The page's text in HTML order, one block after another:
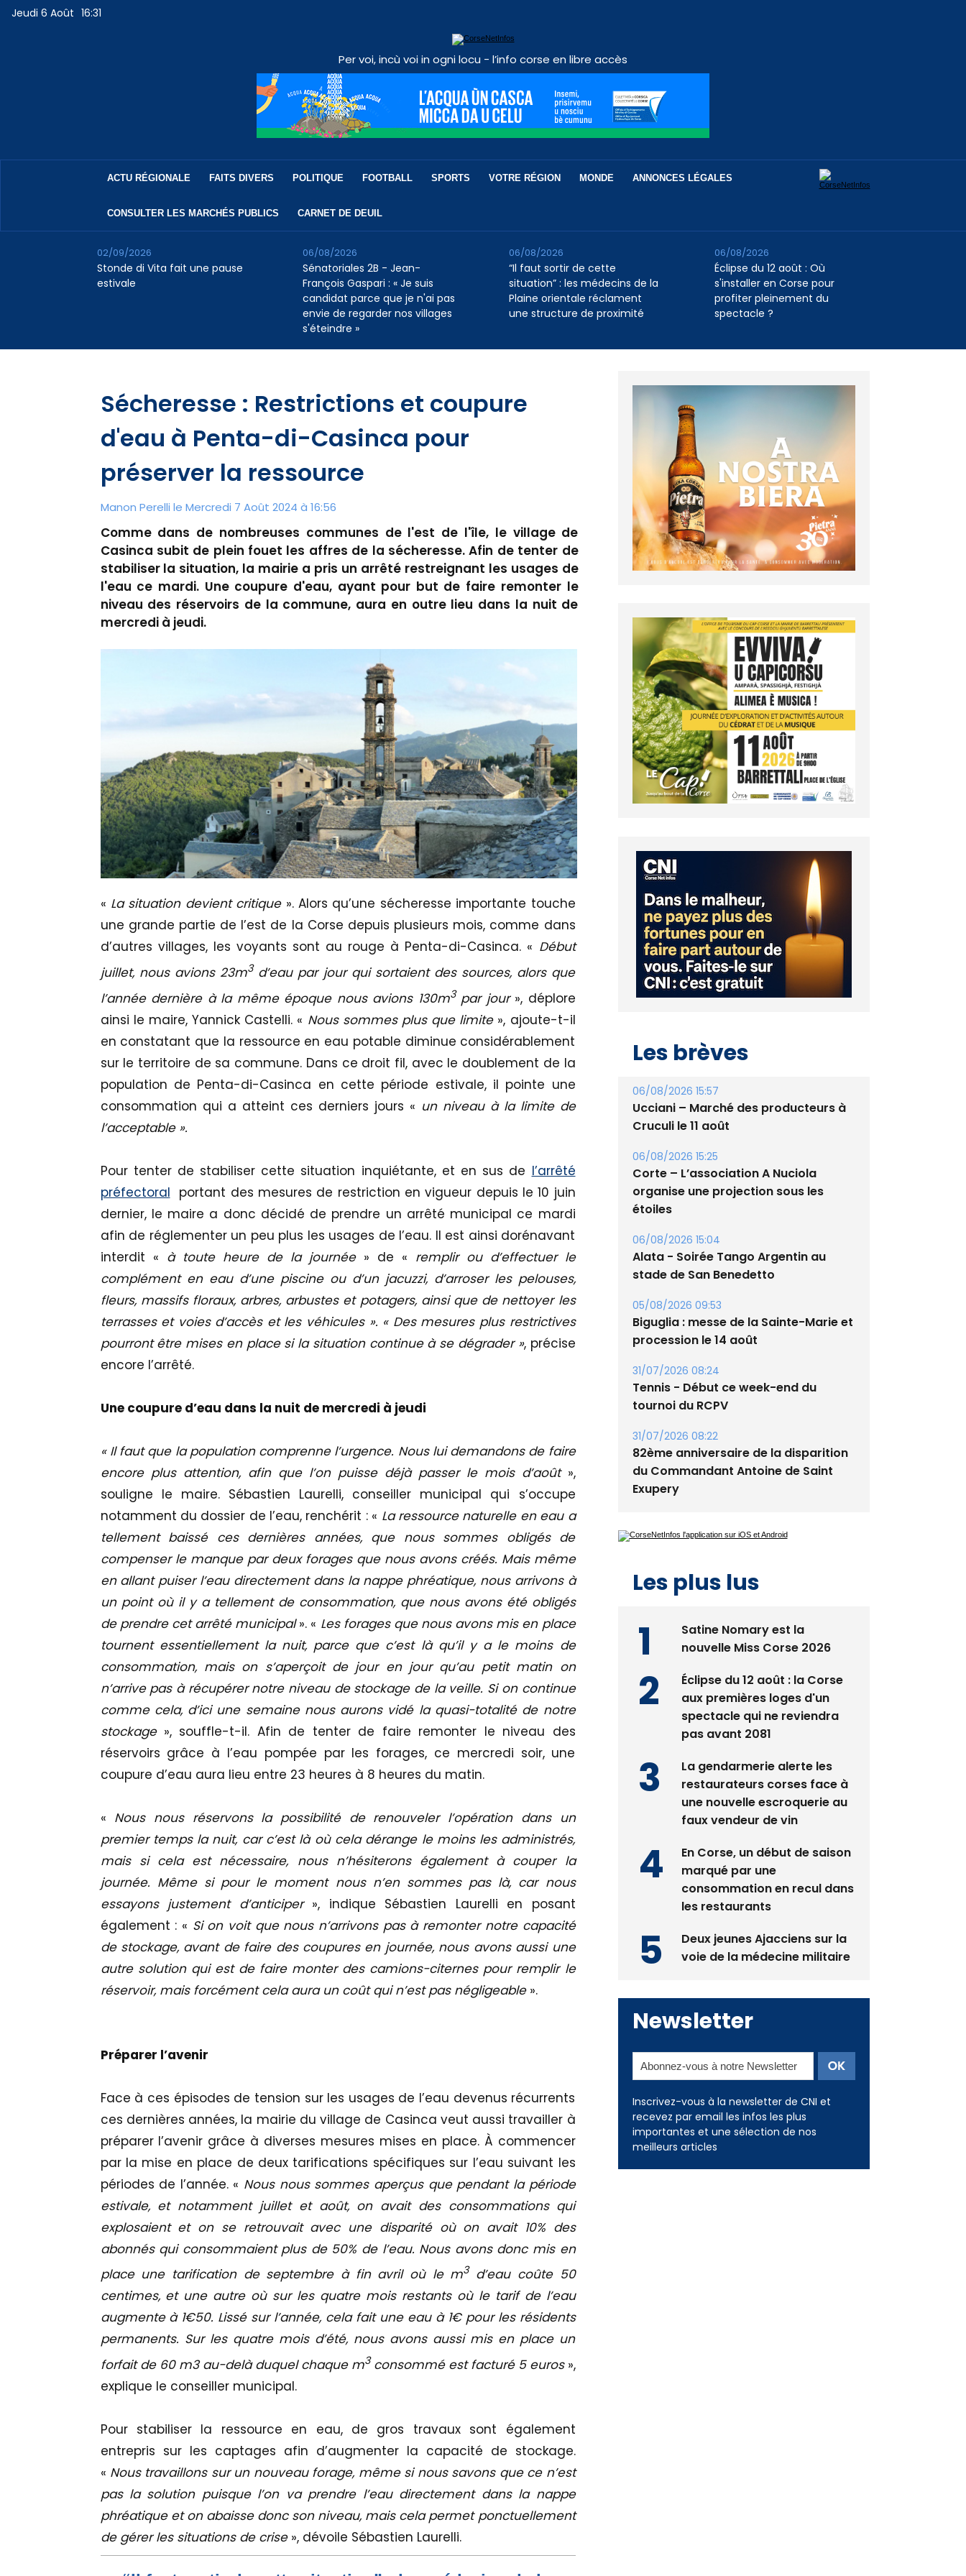
Jeudi 6 Août 16:31
Per voi, incù voi in ogni locu - l’info corse en libre accès
ACTU RÉGIONALE FAITS DIVERS POLITIQUE FOOTBALL SPORTS VOTRE RÉGION MONDE ANNONCES LÉGALES
CONSULTER LES MARCHÉS PUBLICS CARNET DE DEUIL
Stonde di Vita fait une pause
estivale
02/09/2026
Sénatoriales 2B - Jean-
François Gaspari : « Je suis
candidat parce que je n'ai pas
envie de regarder nos villages
s'éteindre »
06/08/2026
“Il faut sortir de cette
situation” : les médecins de la
Plaine orientale réclament
une structure de proximité
06/08/2026
Éclipse du 12 août : Où
s'installer en Corse pour
profiter pleinement du
spectacle ?
06/08/2026
Sécheresse : Restrictions et coupure
d'eau à Penta-di-Casinca pour
préserver la ressource
Manon Perelli le Mercredi 7 Août 2024 à 16:56
Comme dans de nombreuses communes de l'est de l'île, le village de
Casinca subit de plein fouet les affres de la sécheresse. Afin de tenter de
stabiliser la situation, la mairie a pris un arrêté restreignant les usages de
l'eau ce mardi. Une coupure d'eau, ayant pour but de faire remonter le
niveau des réservoirs de la commune, aura en outre lieu dans la nuit de
mercredi à jeudi.
« La situation devient critique». Alors qu’une sécheresse importante touche
une grande partie de l’est de la Corse depuis plusieurs mois, comme dans
d’autres villages, les voyants sont au rouge à Penta-di-Casinca. « Début
juillet, nous avions 23m3d’eau par jour qui sortaient des sources, alors que
l’année dernière à la même époque nous avions 130m3par jour», déplore
ainsi le maire, Yannick Castelli. « Nous sommes plus que limite», ajoute-t-il
en constatant que la ressource en eau potable diminue considérablement
sur le territoire de sa commune. Dans ce droit fil, avec le doublement de la
population de Penta-di-Casinca en cette période estivale, il pointe une
consommation qui a atteint ces derniers jours « un niveau à la limite de
l’acceptable ».
Pour tenter de stabiliser cette situation inquiétante, et en sus de l’arrêté
préfectoral portant des mesures de restriction en vigueur depuis le 10 juin
dernier, le maire a donc décidé de prendre un arrêté municipal ce mardi
afin de réglementer un peu plus les usages de l’eau. Il est ainsi dorénavant
interdit « à toute heure de la journée» de « remplir ou d’effectuer le
complément en eau d’une piscine ou d’un jacuzzi, d’arroser les pelouses,
fleurs, massifs floraux, arbres, arbustes et potagers, ainsi que de nettoyer les
terrasses et voies d’accès et les véhicules ». « Des mesures plus restrictives
pourront être mises en place si la situation continue à se dégrader », précise
encore l’arrêté.
Une coupure d’eau dans la nuit de mercredi à jeudi
« Il faut que la population comprenne l’urgence. Nous lui demandons de faire
encore plus attention, afin que l’on puisse déjà passer le mois d’août»,
souligne le maire. Sébastien Laurelli, conseiller municipal qui s’occupe
notamment du dossier de l’eau, renchérit : « La ressource naturelle en eau a
tellement baissé ces dernières années, que nous sommes obligés de
compenser le manque par deux forages que nous avons créés. Mais même
en allant puiser l’eau directement dans la nappe phréatique, nous arrivons à
un point où il y a tellement de consommation, que nous avons été obligés
de prendre cet arrêté municipal». « Les forages que nous avons mis en place
tournent essentiellement la nuit, parce que c’est là qu’il y a le moins de
consommation, mais on s’aperçoit de jour en jour qu’au petit matin on
n’arrive pas à récupérer notre niveau de stockage de la veille. Si on continue
comme cela, d’ici une semaine nous aurons vidé la quasi-totalité de notre
stockage », souffle-t-il. Afin de tenter de faire remonter le niveau des
réservoirs grâce à l’eau pompée par les forages, ce mercredi soir, une
coupure d’eau aura lieu entre 23 heures à 8 heures du matin.
« Nous nous réservons la possibilité de renouveler l’opération dans un
premier temps la nuit, car c’est là où cela dérange le moins les administrés,
mais si cela est nécessaire, nous n’hésiterons également à couper la
journée. Même si pour le moment nous n’en sommes pas là, car nous
essayons justement d’anticiper», indique Sébastien Laurelli en posant
également : « Si on voit que nous n’arrivons pas à remonter notre capacité
de stockage, avant de faire des coupures en journée, nous avons aussi une
autre solution qui est de faire monter des camions-citernes pour remplir le
réservoir, mais forcément cela aura un coût qui n’est pas négligeable».
Préparer l’avenir
Face à ces épisodes de tension sur les usages de l’eau devenus récurrents
ces dernières années, la mairie du village de Casinca veut aussi travailler à
préparer l’avenir grâce à diverses mesures mises en place. À commencer
par la mise en place de deux tarifications spécifiques sur l’eau suivant les
périodes de l’année. « Nous nous sommes aperçus que pendant la période
estivale, et notamment juillet et août, on avait des consommations qui
explosaient et on se retrouvait avec une disparité où on avait 10% des
abonnés qui consommaient plus de 50% de l’eau. Nous avons donc mis en
place une tarification de septembre à fin avril où le m3d’eau coûte 50
centimes, et une autre où sur les quatre mois restants où le tarif de l’eau
augmente à 1€50. Lissé sur l’année, cela fait une eau à 1€ pour les résidents
permanents. Sur les quatre mois d’été, nous avons aussi mis en place un
forfait de 60 m3 au-delà duquel chaque m3consommé est facturé 5 euros»,
explique le conseiller municipal.
Pour stabiliser la ressource en eau, de gros travaux sont également
entrepris sur les captages afin d’augmenter la capacité de stockage.
« Nous travaillons sur un nouveau forage, même si nous savons que ce n’est
pas la solution puisque l’on va prendre l’eau directement dans la nappe
phréatique et on abaisse donc son niveau, mais cela permet ponctuellement
de gérer les situations de crise », dévoile Sébastien Laurelli.
Les brèves
06/08/2026 15:57
Cruculi le 11 août
06/08/2026 15:25
Corte – L’association A Nuciola
étoiles
06/08/2026 15:04
stade de San Benedetto
05/08/2026 09:53
procession le 14 août
31/07/2026 08:24
tournoi du RCPV
31/07/2026 08:22
82ème anniversaire de la disparition
nouvelle Miss Corse 2026
Éclipse du 12 août : la Corse
aux premières loges d'un
pas avant 2081
La gendarmerie alerte les
restaurateurs corses face à
faux vendeur de vin
En Corse, un début de saison
marqué par une
les restaurants
Newsletter
Inscrivez-vous à la newsletter de CNI et
recevez par email les infos les plus